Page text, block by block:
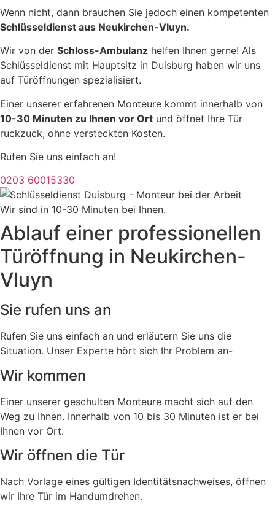
Wenn nicht, dann brauchen Sie jedoch einen kompetenten
Schlüsseldienst aus Neukirchen-Vluyn.
Wir von der Schloss-Ambulanz helfen Ihnen gerne! Als
Schlüsseldienst mit Hauptsitz in Duisburg haben wir uns
auf Türöffnungen spezialisiert.
Einer unserer erfahrenen Monteure kommt innerhalb von
10-30 Minuten zu Ihnen vor Ort und öffnet Ihre Tür
ruckzuck, ohne versteckten Kosten.
Rufen Sie uns einfach an!
0203 60015330
Wir sind in 10-30 Minuten bei Ihnen.
Ablauf einer professionellen
Türöffnung in Neukirchen-
Vluyn
Sie rufen uns an
Rufen Sie uns einfach an und erläutern Sie uns die
Situation. Unser Experte hört sich Ihr Problem an-
Wir kommen
Einer unserer geschulten Monteure macht sich auf den
Weg zu Ihnen. Innerhalb von 10 bis 30 Minuten ist er bei
Ihnen vor Ort.
Wir öffnen die Tür
Nach Vorlage eines gültigen Identitätsnachweises, öffnen
wir Ihre Tür im Handumdrehen.